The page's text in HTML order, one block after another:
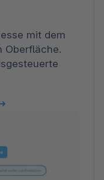
mit dem
Oberfläche.